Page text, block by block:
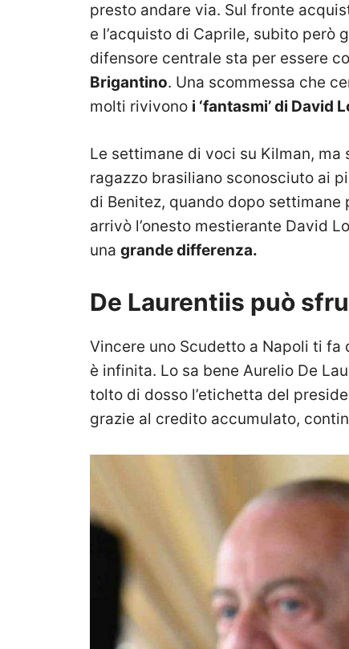
presto andare via. Sul fronte
e l’acquisto di Caprile, subito però
difensore centrale sta per essere
Brigantino. Una scommessa che
molti rivivono i ‘fantasmi’ di David
Le settimane di voci su Kilman,
ragazzo brasiliano sconosciuto ai
di Benitez, quando dopo settimane
arrivò l’onesto mestierante David
una grande differenza.
De Laurentiis può
Vincere uno Scudetto a Napoli ti fa
è infinita. Lo sa bene Aurelio De
tolto di dosso l’etichetta del
grazie al credito accumulato,